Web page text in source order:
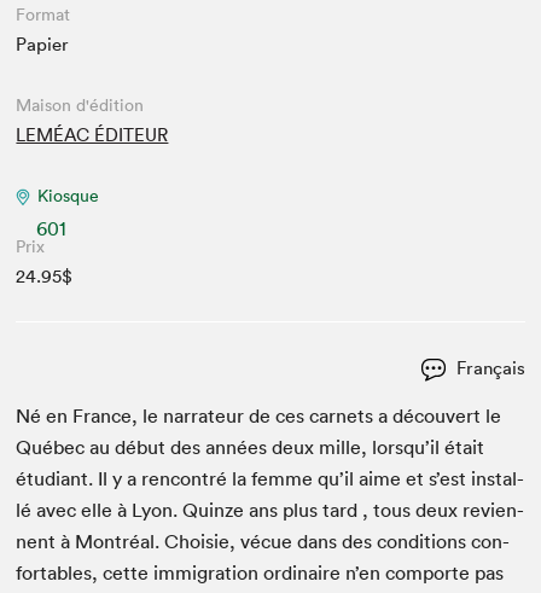
Format
Papier
Maison d'édition
LEMÉAC ÉDITEUR
Kiosque
601
Prix
24.95$
Français
Né en France, le nar­ra­teur de ces car­nets a décou­vert le
Québec au début des années deux mille, lorsqu’il était
étu­di­ant. Il y a ren­con­tré la femme qu’il aime et s’est instal­
lé avec elle à Lyon. Quinze ans plus tard , tous deux revi­en­
nent à Mon­tréal. Choisie, vécue dans des con­di­tions con­
fort­a­bles, cette immi­gra­tion ordi­naire n’en com­porte pas